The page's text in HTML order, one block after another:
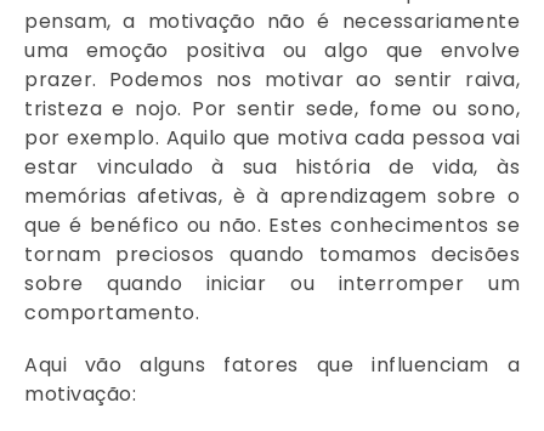
pensam, a motivação não é necessariamente
uma emoção positiva ou algo que envolve
prazer. Podemos nos motivar ao sentir raiva,
tristeza e nojo. Por sentir sede, fome ou sono,
por exemplo. Aquilo que motiva cada pessoa vai
estar vinculado à sua história de vida, às
memórias afetivas, è à aprendizagem sobre o
que é benéfico ou não. Estes conhecimentos se
tornam preciosos quando tomamos decisões
sobre quando iniciar ou interromper um
comportamento.
Aqui vão alguns fatores que influenciam a
motivação: